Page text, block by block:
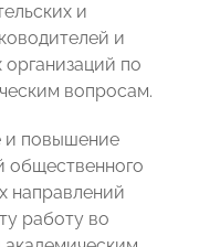
и
и
по
вопросам.
и повышение
общественного
направлений
работу во